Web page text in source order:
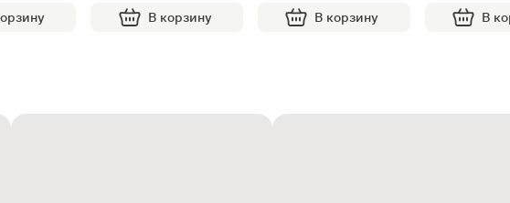
В корзину В корзину В